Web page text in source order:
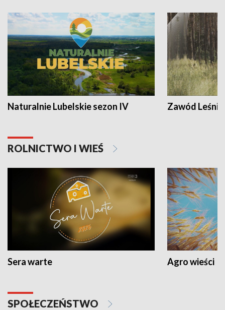
Naturalnie Lubelskie sezon IV Zawód Leśnik
ROLNICTWO I WIEŚ
Sera warte Agro wieści
SPOŁECZEŃSTWO